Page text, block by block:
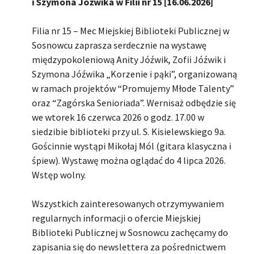
Filia nr 15 – Mec Miejskiej Biblioteki Publicznej w
Sosnowcu zaprasza serdecznie na wystawę
międzypokoleniową Anity Jóźwik, Zofii Jóźwik i
Szymona Jóźwika „Korzenie i pąki”, organizowaną
w ramach projektów “Promujemy Młode Talenty”
oraz “Zagórska Senioriada”. Wernisaż odbędzie się
we wtorek 16 czerwca 2026 o godz. 17.00 w
siedzibie biblioteki przy ul. S. Kisielewskiego 9a.
Gościnnie wystąpi Mikołaj Mól (gitara klasyczna i
śpiew). Wystawę można oglądać do 4 lipca 2026.
Wstęp wolny.
Wszystkich zainteresowanych otrzymywaniem
regularnych informacji o ofercie Miejskiej
Biblioteki Publicznej w Sosnowcu zachęcamy do
zapisania się do newslettera za pośrednictwem